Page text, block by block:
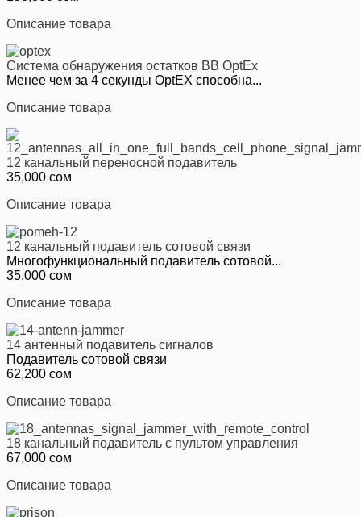
Описание товара
Система обнаружения остатков ВВ OptEx
Менее чем за 4 секунды OptEX способна...
Описание товара
12 канальный переносной подавитель
35,000 сом
Описание товара
12 канальный подавитель сотовой связи
Многофункциональный подавитель сотовой...
35,000 сом
Описание товара
14 антенный подавитель сигналов
Подавитель сотовой связи
62,200 сом
Описание товара
18 канальный подавитель с пультом управления
67,000 сом
Описание товара